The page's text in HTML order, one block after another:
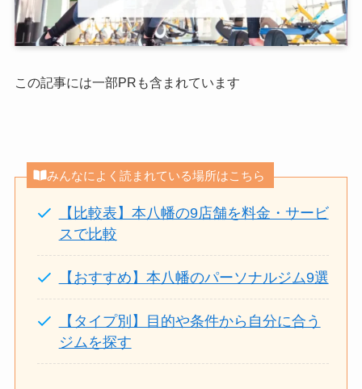
この記事には一部PRも含まれています
みんなによく読まれている場所はこちら
【比較表】本八幡の9店舗を料金・サービ
スで比較
【おすすめ】本八幡のパーソナルジム9選
【タイプ別】目的や条件から自分に合う
ジムを探す